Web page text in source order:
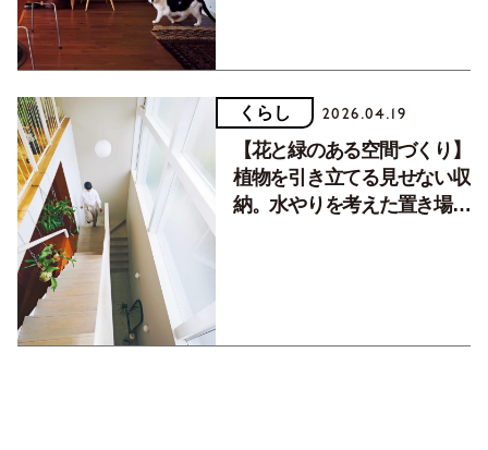
くらし 2026.04.19
【花と緑のある空間づくり】
植物を引き立てる見せない収
納。水やりを考えた置き場所